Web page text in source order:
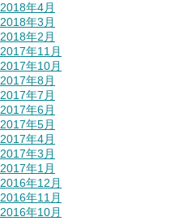
2018年4月
2018年3月
2018年2月
2017年11月
2017年10月
2017年8月
2017年7月
2017年6月
2017年5月
2017年4月
2017年3月
2017年1月
2016年12月
2016年11月
2016年10月